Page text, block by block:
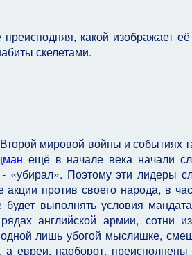
какой изображает её
скелетами.
мировой войны и событиях
ещё в начале века начали
Поэтому эти лидеры
против своего народа, в
выполнять условия
английской армии, сотни
лишь убогой мыслишке,
евреи, наоборот,